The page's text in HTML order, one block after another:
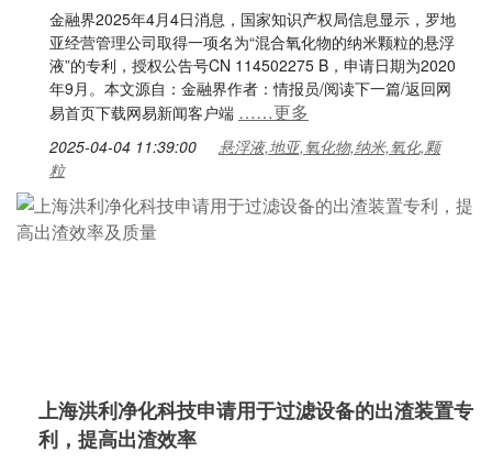
金融界2025年4月4日消息，国家知识产权局信息显示，罗地
亚经营管理公司取得一项名为“混合氧化物的纳米颗粒的悬浮
液”的专利，授权公告号CN 114502275 B，申请日期为2020
年9月。本文源自：金融界作者：情报员/阅读下一篇/返回网
易首页下载网易新闻客户端 ……更多
2025-04-04 11:39:00
悬浮液,地亚,氧化物,纳米,氧化,颗
粒
上海洪利净化科技申请用于过滤设备的出渣装置专
利，提高出渣效率